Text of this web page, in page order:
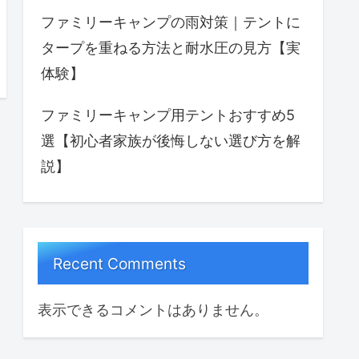
ファミリーキャンプの雨対策｜テントに
タープを重ねる方法と耐水圧の見方【実
体験】
ファミリーキャンプ用テントおすすめ5
選【初心者家族が後悔しない選び方を解
説】
Recent Comments
表示できるコメントはありません。